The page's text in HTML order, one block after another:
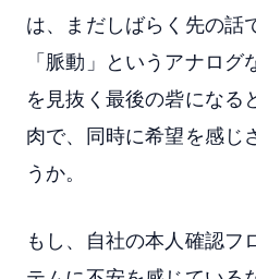
は、まだしばらく先の話
「脈動」というアナロ
を見抜く最後の砦になる
肉で、同時に希望を感じ
うか。
もし、自社の本人確認フ